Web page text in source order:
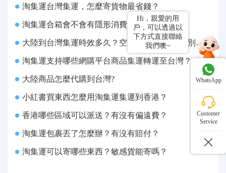
淘集運台灣集運，怎麼寄貨物最省錢？
淘集運合箱會不會有隱形消費？
大陸到台灣集運時效多久？空運 / 海快 / 海運分別幾天
淘集運支持哪些網購平台商品集運轉運至台灣？
大陸商品怎麼代購到台灣?
小紅書買東西怎麼用淘集運集運到香港？
香港哪些區域可以派送？有沒有偏遠費？
淘集運包裹丟了怎麼辦？有沒有賠付？
淘集運可以寄哪些東西？敏感貨能寄嗎？
Hi，親愛的用
戶，可以透過以
下方式直接聯絡
我們噢~
WhatsApp
Customer
Service